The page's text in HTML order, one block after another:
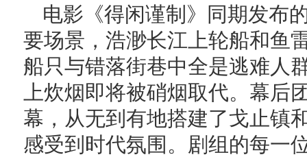
电影《得闲谨制》同期发布
要场景，浩渺长江上轮船和鱼
船只与错落街巷中全是逃难人
上炊烟即将被硝烟取代。幕后
幕，从无到有地搭建了戈止镇
感受到时代氛围。剧组的每一